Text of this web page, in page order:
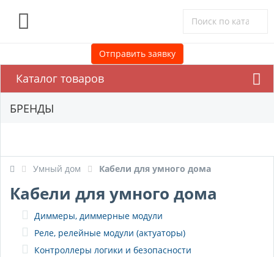
Отправить заявку
Каталог товаров
БРЕНДЫ
Умный дом Кабели для умного дома
Кабели для умного дома
Диммеры, диммерные модули
Реле, релейные модули (актуаторы)
Контроллеры логики и безопасности